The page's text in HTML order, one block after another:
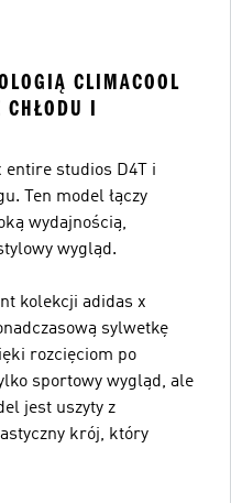
CLIMACOOL
CHŁODU I
entire studios D4T i
Ten model łączy
wydajnością,
wygląd.
kolekcji adidas x
sylwetkę
rozcięciom po
sportowy wygląd, ale
jest uszyty z
krój, który